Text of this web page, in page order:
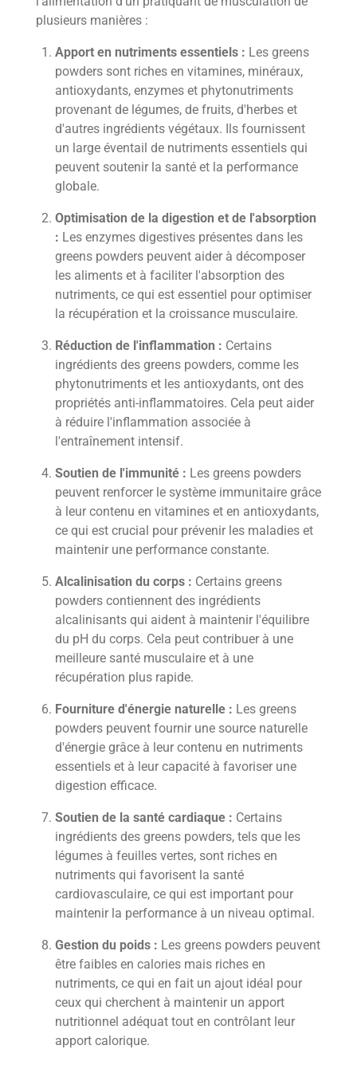
plusieurs manières :
Apport en nutriments essentiels : Les greens
powders sont riches en vitamines, minéraux,
antioxydants, enzymes et phytonutriments
provenant de légumes, de fruits, d'herbes et
d'autres ingrédients végétaux. Ils fournissent
un large éventail de nutriments essentiels qui
peuvent soutenir la santé et la performance
globale.
Optimisation de la digestion et de l'absorption
: Les enzymes digestives présentes dans les
greens powders peuvent aider à décomposer
les aliments et à faciliter l'absorption des
nutriments, ce qui est essentiel pour optimiser
la récupération et la croissance musculaire.
Réduction de l'inflammation : Certains
ingrédients des greens powders, comme les
phytonutriments et les antioxydants, ont des
propriétés anti-inflammatoires. Cela peut aider
à réduire l'inflammation associée à
l'entraînement intensif.
Soutien de l'immunité : Les greens powders
peuvent renforcer le système immunitaire grâce
à leur contenu en vitamines et en antioxydants,
ce qui est crucial pour prévenir les maladies et
maintenir une performance constante.
Alcalinisation du corps : Certains greens
powders contiennent des ingrédients
alcalinisants qui aident à maintenir l'équilibre
du pH du corps. Cela peut contribuer à une
meilleure santé musculaire et à une
récupération plus rapide.
Fourniture d'énergie naturelle : Les greens
powders peuvent fournir une source naturelle
d'énergie grâce à leur contenu en nutriments
essentiels et à leur capacité à favoriser une
digestion efficace.
Soutien de la santé cardiaque : Certains
ingrédients des greens powders, tels que les
légumes à feuilles vertes, sont riches en
nutriments qui favorisent la santé
cardiovasculaire, ce qui est important pour
maintenir la performance à un niveau optimal.
Gestion du poids : Les greens powders peuvent
être faibles en calories mais riches en
nutriments, ce qui en fait un ajout idéal pour
ceux qui cherchent à maintenir un apport
nutritionnel adéquat tout en contrôlant leur
apport calorique.